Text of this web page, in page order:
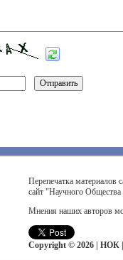
Перепечатка материалов
сайт "Научного
Мнения наших авторов
Copyright © 2026 | НОК